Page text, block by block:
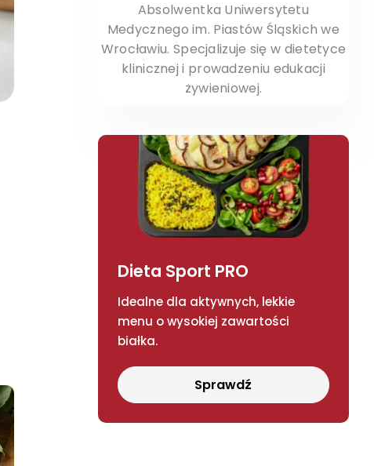
Absolwentka Uniwersytetu
Medycznego im. Piastów Śląskich we
Wrocławiu. Specjalizuje się w dietetyce
klinicznej i prowadzeniu edukacji
żywieniowej.
Dieta Sport PRO
Idealne dla aktywnych, lekkie
menu o wysokiej zawartości
białka.
Sprawdź